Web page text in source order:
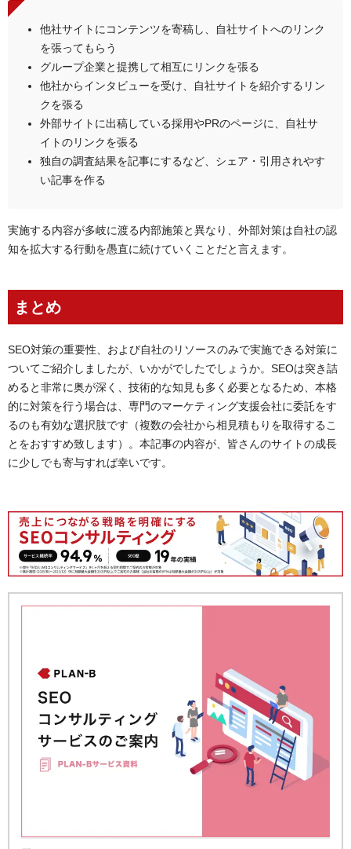
他社サイトにコンテンツを寄稿し、自社サイトへのリンク
を張ってもらう
グループ企業と提携して相互にリンクを張る
他社からインタビューを受け、自社サイトを紹介するリン
クを張る
外部サイトに出稿している採用やPRのページに、自社サ
イトのリンクを張る
独自の調査結果を記事にするなど、シェア・引用されやす
い記事を作る
実施する内容が多岐に渡る内部施策と異なり、外部対策は自社の認
知を拡大する行動を愚直に続けていくことだと言えます。
まとめ
SEO対策の重要性、および自社のリソースのみで実施できる対策に
ついてご紹介しましたが、いかがでしたでしょうか。SEOは突き詰
めると非常に奥が深く、技術的な知見も多く必要となるため、本格
的に対策を行う場合は、専門のマーケティング支援会社に委託をす
るのも有効な選択肢です（複数の会社から相見積もりを取得するこ
とをおすすめ致します）。本記事の内容が、皆さんのサイトの成長
に少しでも寄与すれば幸いです。